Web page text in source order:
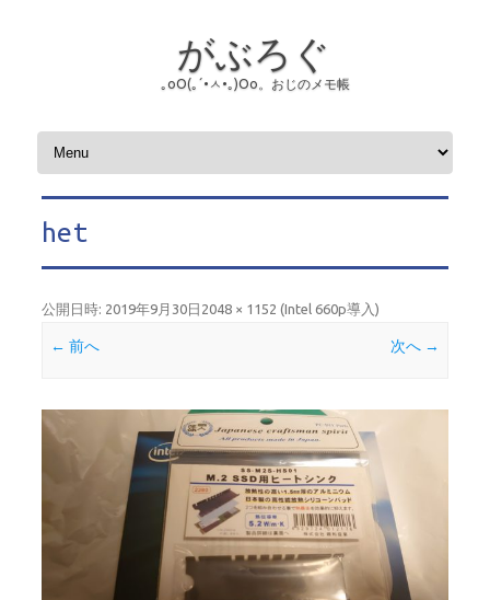
がぶろぐ
｡оО(｡´•ㅅ•｡)Оо。おじのメモ帳
コンテンツへスキップ
het
公開日時: 2019年9月30日 2048 × 1152 (Intel 660p導入 )
← 前へ 次へ →